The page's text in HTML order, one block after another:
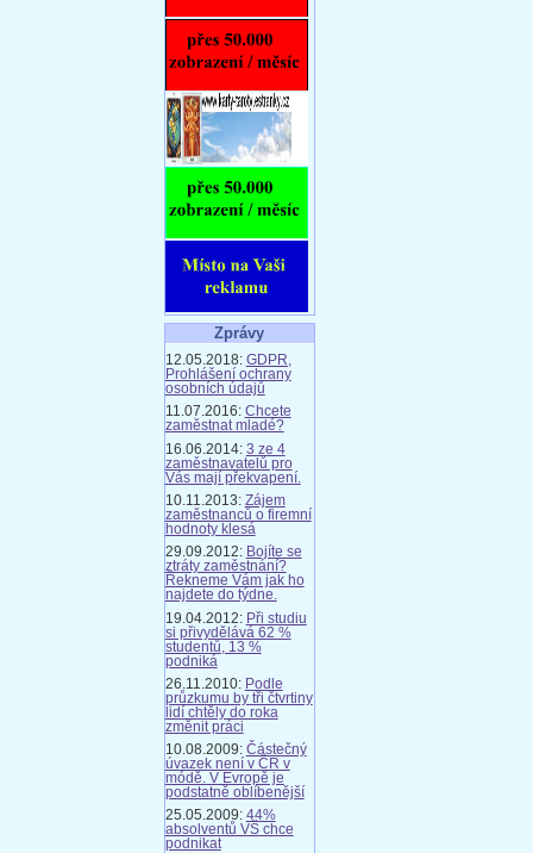
Zprávy
12.05.2018: GDPR,
Prohlášení ochrany
osobních údajů
11.07.2016: Chcete
zaměstnat mladé?
16.06.2014: 3 ze 4
zaměstnavatelů pro
Vás mají překvapení.
10.11.2013: Zájem
zaměstnanců o firemní
hodnoty klesá
29.09.2012: Bojíte se
ztráty zaměstnání?
Řekneme Vám jak ho
najdete do týdne.
19.04.2012: Při studiu
si přivydělává 62 %
studentů, 13 %
podniká
26.11.2010: Podle
průzkumu by tři čtvrtiny
lidí chtěly do roka
změnit práci
10.08.2009: Částečný
úvazek není v ČR v
módě. V Evropě je
podstatně oblíbenější
25.05.2009: 44%
absolventů VŠ chce
podnikat